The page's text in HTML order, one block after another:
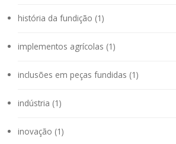
história da fundição (1)
implementos agrícolas (1)
inclusões em peças fundidas (1)
indústria (1)
inovação (1)